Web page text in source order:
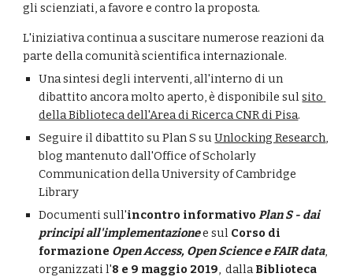
gli scienziati, a favore e contro la proposta.
L'iniziativa continua a suscitare numerose reazioni da
parte della comunità scientifica internazionale.
Una sintesi degli interventi, all'interno di un
dibattito ancora molto aperto, è disponibile sul sito
della Biblioteca dell'Area di Ricerca CNR di Pisa.
Seguire il dibattito su Plan S su Unlocking Research,
blog mantenuto dall'Office of Scholarly
Communication della University of Cambridge
Library
Documenti sull'incontro informativo Plan S - dai
principi all'implementazione e sul Corso di
formazione Open Access, Open Science e FAIR data,
organizzati l'8 e 9 maggio 2019,  dalla Biblioteca